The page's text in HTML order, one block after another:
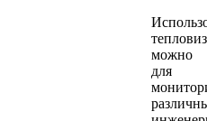
можно
для